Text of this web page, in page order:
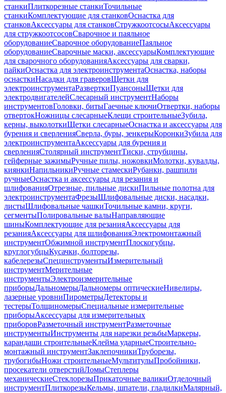
станкиПлиткорезные станкиТочильные
станкиКомплектующие для станковОснастка для
станковАксессуары для станковСтружкоотсосыАксессуары
для стружкоотсосовСварочное и паяльное
оборудованиеСварочное оборудованиеПаяльное
оборудованиеСварочные маски, аксессуарыКомплектующие
для сварочного оборудованияАксессуары для сварки,
пайкиОснастка для электроинструментаОснастка, наборы
оснасткиНасадки для граверовЩетки для
электроинструментаРазверткиПуансоныЩетки для
электродвигателейСлесарный инструментНаборы
инструментовГоловки, битыГаечные ключиОтвертки, наборы
отвертокНожницы слесарныеКлещи строительныеЗубила,
керны, выколоткиЩетки слесарныеОснастка и аксессуары для
бурения и сверленияСверла, буры, зенкерыКоронкиЗубила для
электроинструментаАксессуары для бурения и
сверленияСтолярный инструментТиски, струбцины,
гейферные зажимыРучные пилы, ножовкиМолотки, кувалды,
киянкиНапильникиРучные стамескиРубанки, рашпили
ручныеОснастка и аксессуары для резания и
шлифованияОтрезные, пильные дискиПильные полотна для
электроинструментаФрезыШлифовальные диски, насадки,
листыШлифовальные чашкиТочильные камни, круги,
сегментыПолировальные валыНаправляющие
шиныКомплектующие для резанияАксессуары для
резанияАксессуары для шлифованияЭлектромонтажный
инструментОбжимной инструментПлоскогубцы,
круглогубцыКусачки, болторезы,
кабелерезыСпецинструментыИзмерительный
инструментМерительные
инструментыЭлектроизмерительные
приборыДальномерыДальномеры оптическиеНивелиры,
лазерные уровниПирометрыДетекторы и
тестерыТолщиномерыСпециальные измерительные
приборыАксессуары для измерительных
приборовРазметочный инструментРазметочные
инструментыИнструменты для нарезки резьбыМаркеры,
карандаши строительныеКлейма ударныеСтроительно-
монтажный инструментЗаклепочникиТруборезы,
трубогибыНожи строительныеМультитулыПробойники,
просекатели отверстийЛомыСтеплеры
механическиеСтеклорезыПрикаточные валикиОтделочный
инструментПлиткорезыКельмы, шпатели, гладилкиМалярный,